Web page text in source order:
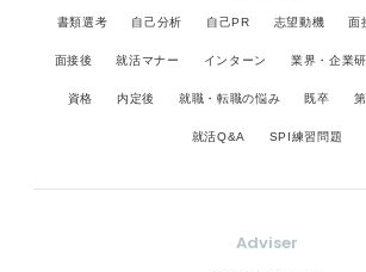
書類選考 自己分析 自己PR 志望動機 面
面接後 就活マナー インターン 業界・企業
資格 内定後 就職・転職の悩み 既卒
就活Q&A SPI練習問題
Adviser